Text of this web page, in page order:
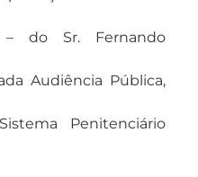
– do Sr. Fernando
Audiência Pública,
Penitenciário